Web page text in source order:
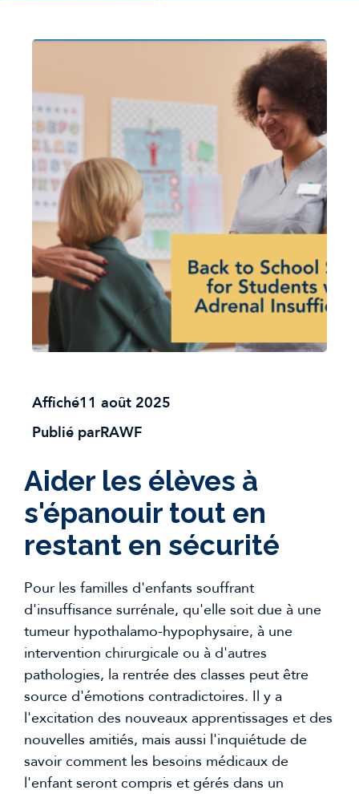
Affiché11 août 2025
Publié parRAWF
Aider les élèves à
s'épanouir tout en
restant en sécurité
Pour les familles d'enfants souffrant
d'insuffisance surrénale, qu'elle soit due à une
tumeur hypothalamo-hypophysaire, à une
intervention chirurgicale ou à d'autres
pathologies, la rentrée des classes peut être
source d'émotions contradictoires. Il y a
l'excitation des nouveaux apprentissages et des
nouvelles amitiés, mais aussi l'inquiétude de
savoir comment les besoins médicaux de
l'enfant seront compris et gérés dans un